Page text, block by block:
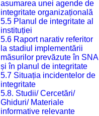
asumarea unei agende de
integritate organizațională
5.5 Planul de integritate al
instituției
5.6 Raport narativ referitor
la stadiul implementării
măsurilor prevăzute în SNA
și în planul de integritate
5.7 Situația incidentelor de
integritate
5.8. Studii/ Cercetări/
Ghiduri/ Materiale
informative relevante